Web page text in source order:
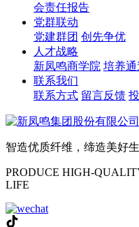
会责任报告
党群联动
党建群团 创先争优
人才战略
新凤鸣商学院 培养通
联系我们
联系方式 留言反馈
智造优质纤维，缔造美好
PRODUCE HIGH-
LIFE